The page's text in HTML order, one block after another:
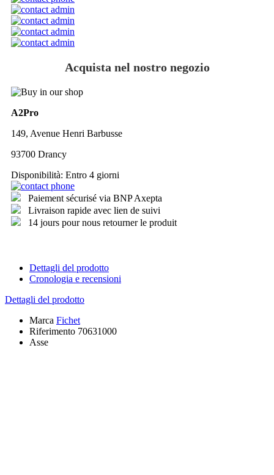
Acquista nel nostro negozio
A2Pro
149, Avenue Henri Barbusse
93700 Drancy
Disponibilità: Entro 4 giorni
Paiement sécurisé via BNP Axepta
Livraison rapide avec lien de suivi
14 jours pour nous retourner le produit
Dettagli del prodotto
Cronologia e recensioni
Dettagli del prodotto
Marca Fichet
Riferimento 70631000
Asse